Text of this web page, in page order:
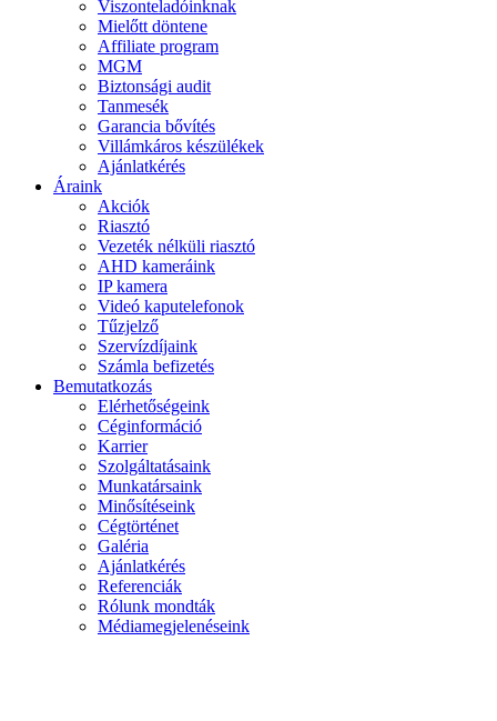
Viszonteladóinknak
Mielőtt döntene
Affiliate program
MGM
Biztonsági audit
Tanmesék
Garancia bővítés
Villámkáros készülékek
Ajánlatkérés
Áraink
Akciók
Riasztó
Vezeték nélküli riasztó
AHD kameráink
IP kamera
Videó kaputelefonok
Tűzjelző
Szervízdíjaink
Számla befizetés
Bemutatkozás
Elérhetőségeink
Céginformáció
Karrier
Szolgáltatásaink
Munkatársaink
Minősítéseink
Cégtörténet
Galéria
Ajánlatkérés
Referenciák
Rólunk mondták
Médiamegjelenéseink